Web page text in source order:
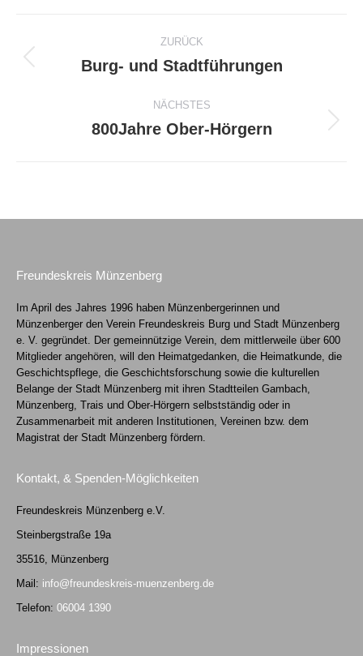
Kommentarnavigation
ZURÜCK
Vorheriger
Burg- und Stadtführungen
NÄCHSTES
Nächster
800Jahre Ober-Hörgern
Freundeskreis Münzenberg
Im April des Jahres 1996 haben Münzenbergerinnen und
Münzenberger den Verein Freundeskreis Burg und Stadt Münzenberg
e. V. gegründet. Der gemeinnützige Verein, dem mittlerweile über 600
Mitglieder angehören, will den Heimatgedanken, die Heimatkunde, die
Geschichtspflege, die Geschichtsforschung sowie die kulturellen
Belange der Stadt Münzenberg mit ihren Stadtteilen Gambach,
Münzenberg, Trais und Ober-Hörgern selbstständig oder in
Zusammenarbeit mit anderen Institutionen, Vereinen bzw. dem
Magistrat der Stadt Münzenberg fördern.
Kontakt, & Spenden-Möglichkeiten
Freundeskreis Münzenberg e.V.
Steinbergstraße 19a
35516, Münzenberg
Mail: info@freundeskreis-muenzenberg.de
Telefon: 06004 1390
Impressionen